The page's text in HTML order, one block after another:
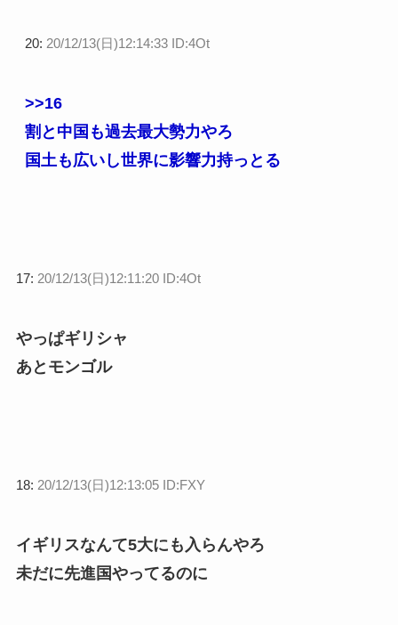
20: 20/12/13(日)12:14:33 ID:4Ot
>>16
割と中国も過去最大勢力やろ
国土も広いし世界に影響力持っとる
17: 20/12/13(日)12:11:20 ID:4Ot
やっぱギリシャ
あとモンゴル
18: 20/12/13(日)12:13:05 ID:FXY
イギリスなんて5大にも入らんやろ
未だに先進国やってるのに